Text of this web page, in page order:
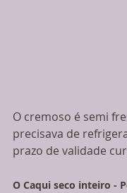
O cremoso é semi
precisava de
prazo de validade
O Caqui seco inteiro -